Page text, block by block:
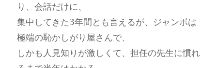
り、会話だけに、
集中してきた3年間とも言えるが、ジャンボは
極端の恥かしがり屋さんで、
しかも人見知りが激しくて、担任の先生に慣れ